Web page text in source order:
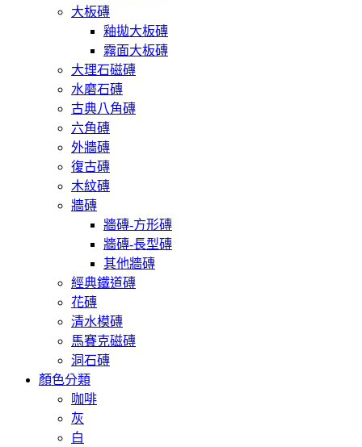
大板磚
釉拋大板磚
霧面大板磚
大理石磁磚
水磨石磚
古典八角磚
六角磚
外牆磚
復古磚
木紋磚
牆磚
牆磚-方形磚
牆磚-長型磚
其他牆磚
經典鐵道磚
花磚
清水模磚
馬賽克磁磚
洞石磚
顏色分類
咖啡
灰
白